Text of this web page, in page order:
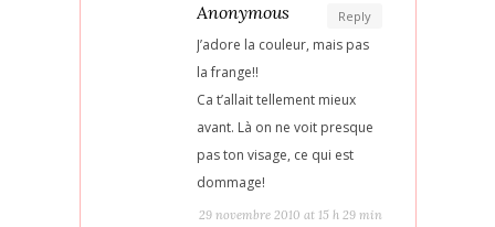
Reply
Anonymous
J’adore la couleur, mais pas
la frange!!
Ca t’allait tellement mieux
avant. Là on ne voit presque
pas ton visage, ce qui est
dommage!
29 novembre 2010 at 15 h 29 min